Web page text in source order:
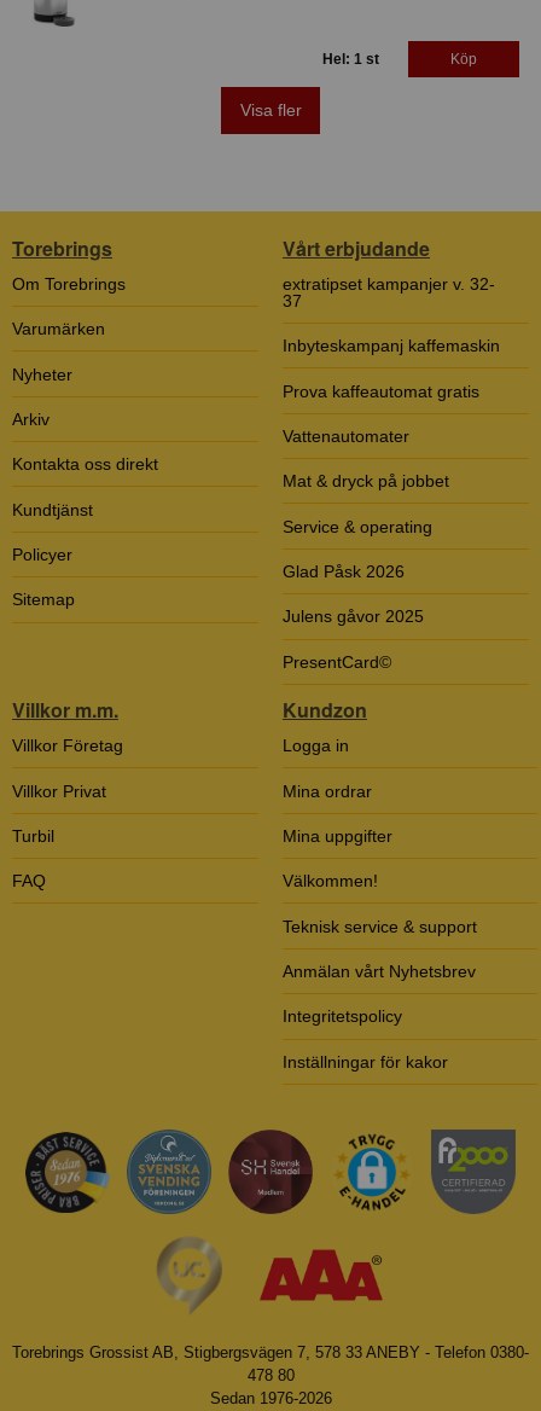
Hel: 1 st Köp
Visa fler
Torebrings
Om Torebrings
Varumärken
Nyheter
Arkiv
Kontakta oss direkt
Kundtjänst
Policyer
Sitemap
Vårt erbjudande
extratipset kampanjer v. 32-
37
Inbyteskampanj kaffemaskin
Prova kaffeautomat gratis
Vattenautomater
Mat & dryck på jobbet
Service & operating
Glad Påsk 2026
Julens gåvor 2025
PresentCard©
Villkor m.m.
Villkor Företag
Villkor Privat
Turbil
FAQ
Kundzon
Logga in
Mina ordrar
Mina uppgifter
Välkommen!
Teknisk service & support
Anmälan vårt Nyhetsbrev
Integritetspolicy
Inställningar för kakor
Torebrings Grossist AB, Stigbergsvägen 7, 578 33 ANEBY - Telefon 0380-
478 80
Sedan 1976-2026